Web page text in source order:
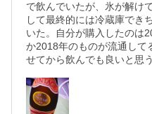
で飲んでいたが、氷が解け
して最終的には冷蔵庫でき
いた。自分が購入したのは
か2018年のものが流通して
せてから飲んでも良いと思う